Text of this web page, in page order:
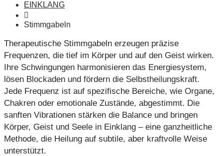
EINKLANG
Stimmgabeln
Therapeutische Stimmgabeln erzeugen präzise
Frequenzen, die tief im Körper und auf den Geist wirken.
Ihre Schwingungen harmonisieren das Energiesystem,
lösen Blockaden und fördern die Selbstheilungskraft.
Jede Frequenz ist auf spezifische Bereiche, wie Organe,
Chakren oder emotionale Zustände, abgestimmt. Die
sanften Vibrationen stärken die Balance und bringen
Körper, Geist und Seele in Einklang – eine ganzheitliche
Methode, die Heilung auf subtile, aber kraftvolle Weise
unterstützt.